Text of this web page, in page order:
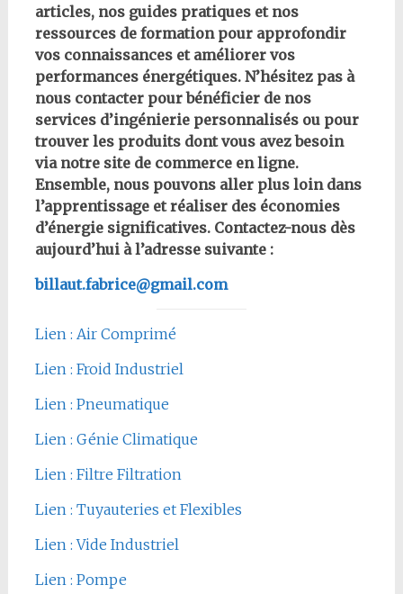
articles, nos guides pratiques et nos
ressources de formation pour approfondir
vos connaissances et améliorer vos
performances énergétiques. N’hésitez pas à
nous contacter pour bénéficier de nos
services d’ingénierie personnalisés ou pour
trouver les produits dont vous avez besoin
via notre site de commerce en ligne.
Ensemble, nous pouvons aller plus loin dans
l’apprentissage et réaliser des économies
d’énergie significatives. Contactez-nous dès
aujourd’hui à l’adresse suivante :
billaut.fabrice@gmail.com
Lien : Air Comprimé
Lien : Froid Industriel
Lien : Pneumatique
Lien : Génie Climatique
Lien : Filtre Filtration
Lien : Tuyauteries et Flexibles
Lien : Vide Industriel
Lien : Pompe